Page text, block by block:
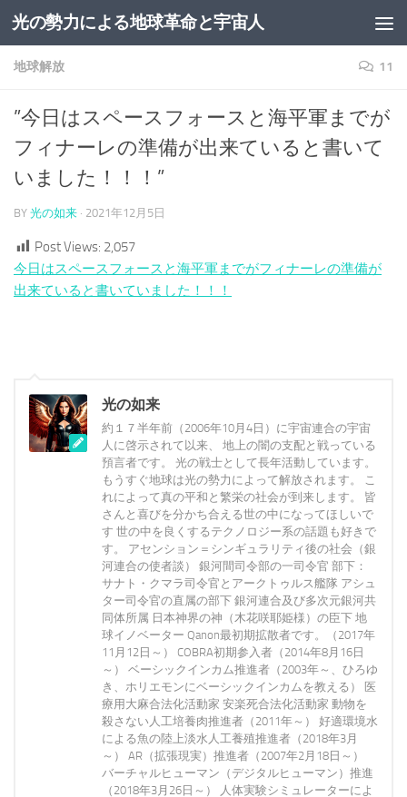
コンテンツへスキップ
光の勢力による地球革命と宇宙人
地球解放 11
”今日はスペースフォースと海平軍までが
フィナーレの準備が出来ていると書いて
いました！！！”
BY 光の如来 · 2021年12月5日
Post Views: 2,057
今日はスペースフォースと海平軍までがフィナーレの準備が
出来ていると書いていました！！！
光の如来
約１７半年前（2006年10月4日）に宇宙連合の宇宙
人に啓示されて以来、 地上の闇の支配と戦っている
預言者です。 光の戦士として長年活動しています。
もうすぐ地球は光の勢力によって解放されます。 こ
れによって真の平和と繁栄の社会が到来します。 皆
さんと喜びを分かち合える世の中になってほしいで
す 世の中を良くするテクノロジー系の話題も好きで
す。 アセンション＝シンギュラリティ後の社会（銀
河連合の使者談） 銀河間司令部の一司令官 部下：
サナト・クマラ司令官とアークトゥルス艦隊 アシュ
ター司令官の直属の部下 銀河連合及び多次元銀河共
同体所属 日本神界の神（木花咲耶姫様）の臣下 地
球イノベーター Qanon最初期拡散者です。（2017年
11月12日～） COBRA初期参入者（2014年8月16日
～） ベーシックインカム推進者（2003年～、ひろゆ
き、ホリエモンにベーシックインカムを教える） 医
療用大麻合法化活動家 安楽死合法化活動家 動物を
殺さない人工培養肉推進者（2011年～） 好適環境水
による魚の陸上淡水人工養殖推進者（2018年3月
～） AR（拡張現実）推進者（2007年2月18日～）
バーチャルヒューマン（デジタルヒューマン）推進
（2018年3月26日～） 人体実験シミュレーターによ